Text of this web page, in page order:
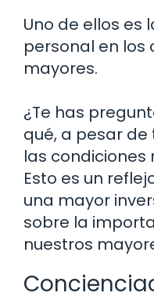
Uno de ellos es
personal en los
mayores.
¿Te has
qué, a pesar de
las condiciones
Esto es un
una mayor
sobre la
nuestros